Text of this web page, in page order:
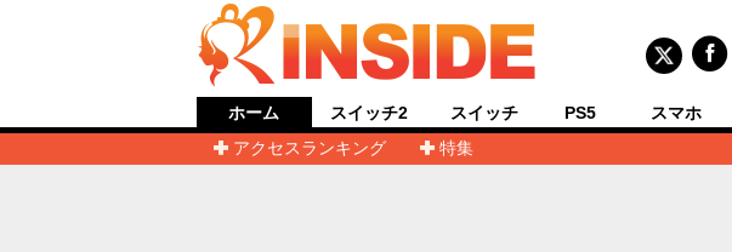
ホーム
アクセスランキング
特集
スイッチ2 スイッチ PS5 スマホ